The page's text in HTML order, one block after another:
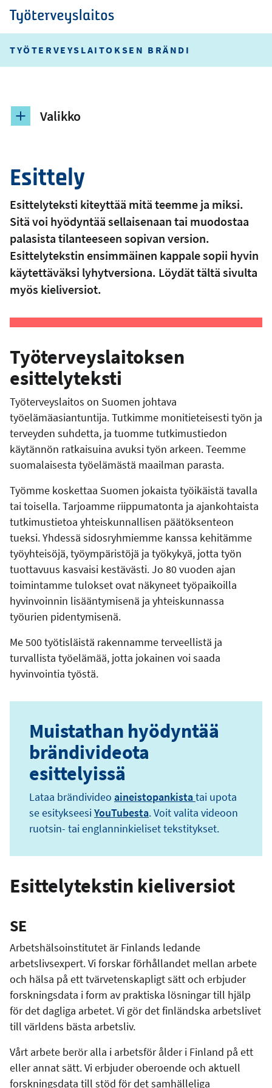
Hyppää
pääsisältöön
Työterveyslaitos
TYÖTERVEYSLAITOKSEN BRÄNDI
Esittely
Esittelyteksti kiteyttää mitä teemme ja miksi.
Sitä voi hyödyntää sellaisenaan tai muodostaa
palasista tilanteeseen sopivan version.
Esittelytekstin ensimmäinen kappale sopii hyvin
käytettäväksi lyhytversiona. Löydät tältä sivulta
myös kieliversiot.
Työterveyslaitoksen
esittelyteksti
Työterveyslaitos on Suomen johtava
työelämäasiantuntija. Tutkimme monitieteisesti työn ja
terveyden suhdetta, ja tuomme tutkimustiedon
käytännön ratkaisuina avuksi työn arkeen. Teemme
suomalaisesta työelämästä maailman parasta.
Työmme koskettaa Suomen jokaista työikäistä tavalla
tai toisella. Tarjoamme riippumatonta ja ajankohtaista
tutkimustietoa yhteiskunnallisen päätöksenteon
tueksi. Yhdessä sidosryhmiemme kanssa kehitämme
työyhteisöjä, työympäristöjä ja työkykyä, jotta työn
tuottavuus kasvaisi kestävästi. Jo 80 vuoden ajan
toimintamme tulokset ovat näkyneet työpaikoilla
hyvinvoinnin lisääntymisenä ja yhteiskunnassa
työurien pidentymisenä.
Me 500 työtisläistä rakennamme terveellistä ja
turvallista työelämää, jotta jokainen voi saada
hyvinvointia työstä.
Muistathan hyödyntää
brändivideota
esittelyissä
Lataa brändivideo aineistopankistatai upota
se esitykseesiYouTubesta. Voit valita videoon
ruotsin- tai englanninkieliset tekstitykset.
Esittelytekstin kieliversiot
SE
Arbetshälsoinstitutet är Finlands ledande
arbetslivsexpert. Vi forskar förhållandet mellan arbete
och hälsa på ett tvärvetenskapligt sätt och erbjuder
forskningsdata i form av praktiska lösningar till hjälp
för det dagliga arbetet. Vi gör det finländska arbetslivet
till världens bästa arbetsliv.
Vårt arbete berör alla i arbetsför ålder i Finland på ett
eller annat sätt. Vi erbjuder oberoende och aktuell
forskningsdata till stöd för det samhälleliga
Valikko